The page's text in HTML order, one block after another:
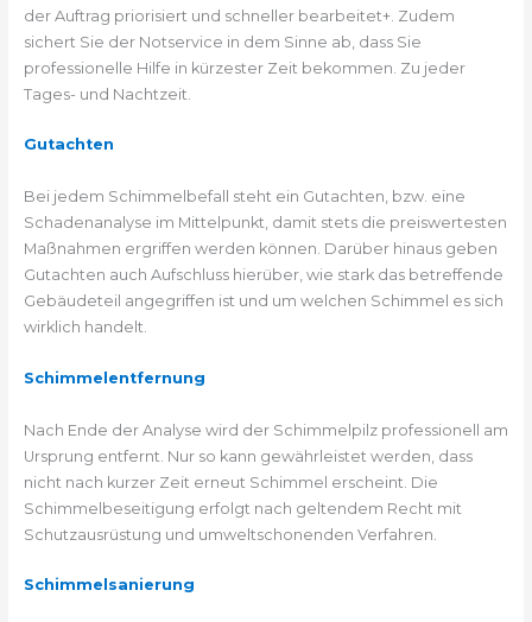
der Auftrag priorisiert und schneller bearbeitet+. Zudem
sichert Sie der Notservice in dem Sinne ab, dass Sie
professionelle Hilfe in kürzester Zeit bekommen. Zu jeder
Tages- und Nachtzeit.
Gutachten
Bei jedem Schimmelbefall steht ein Gutachten, bzw. eine
Schadenanalyse im Mittelpunkt, damit stets die preiswertesten
Maßnahmen ergriffen werden können. Darüber hinaus geben
Gutachten auch Aufschluss hierüber, wie stark das betreffende
Gebäudeteil angegriffen ist und um welchen Schimmel es sich
wirklich handelt.
Schimmelentfernung
Nach Ende der Analyse wird der Schimmelpilz professionell am
Ursprung entfernt. Nur so kann gewährleistet werden, dass
nicht nach kurzer Zeit erneut Schimmel erscheint. Die
Schimmelbeseitigung erfolgt nach geltendem Recht mit
Schutzausrüstung und umweltschonenden Verfahren.
Schimmelsanierung